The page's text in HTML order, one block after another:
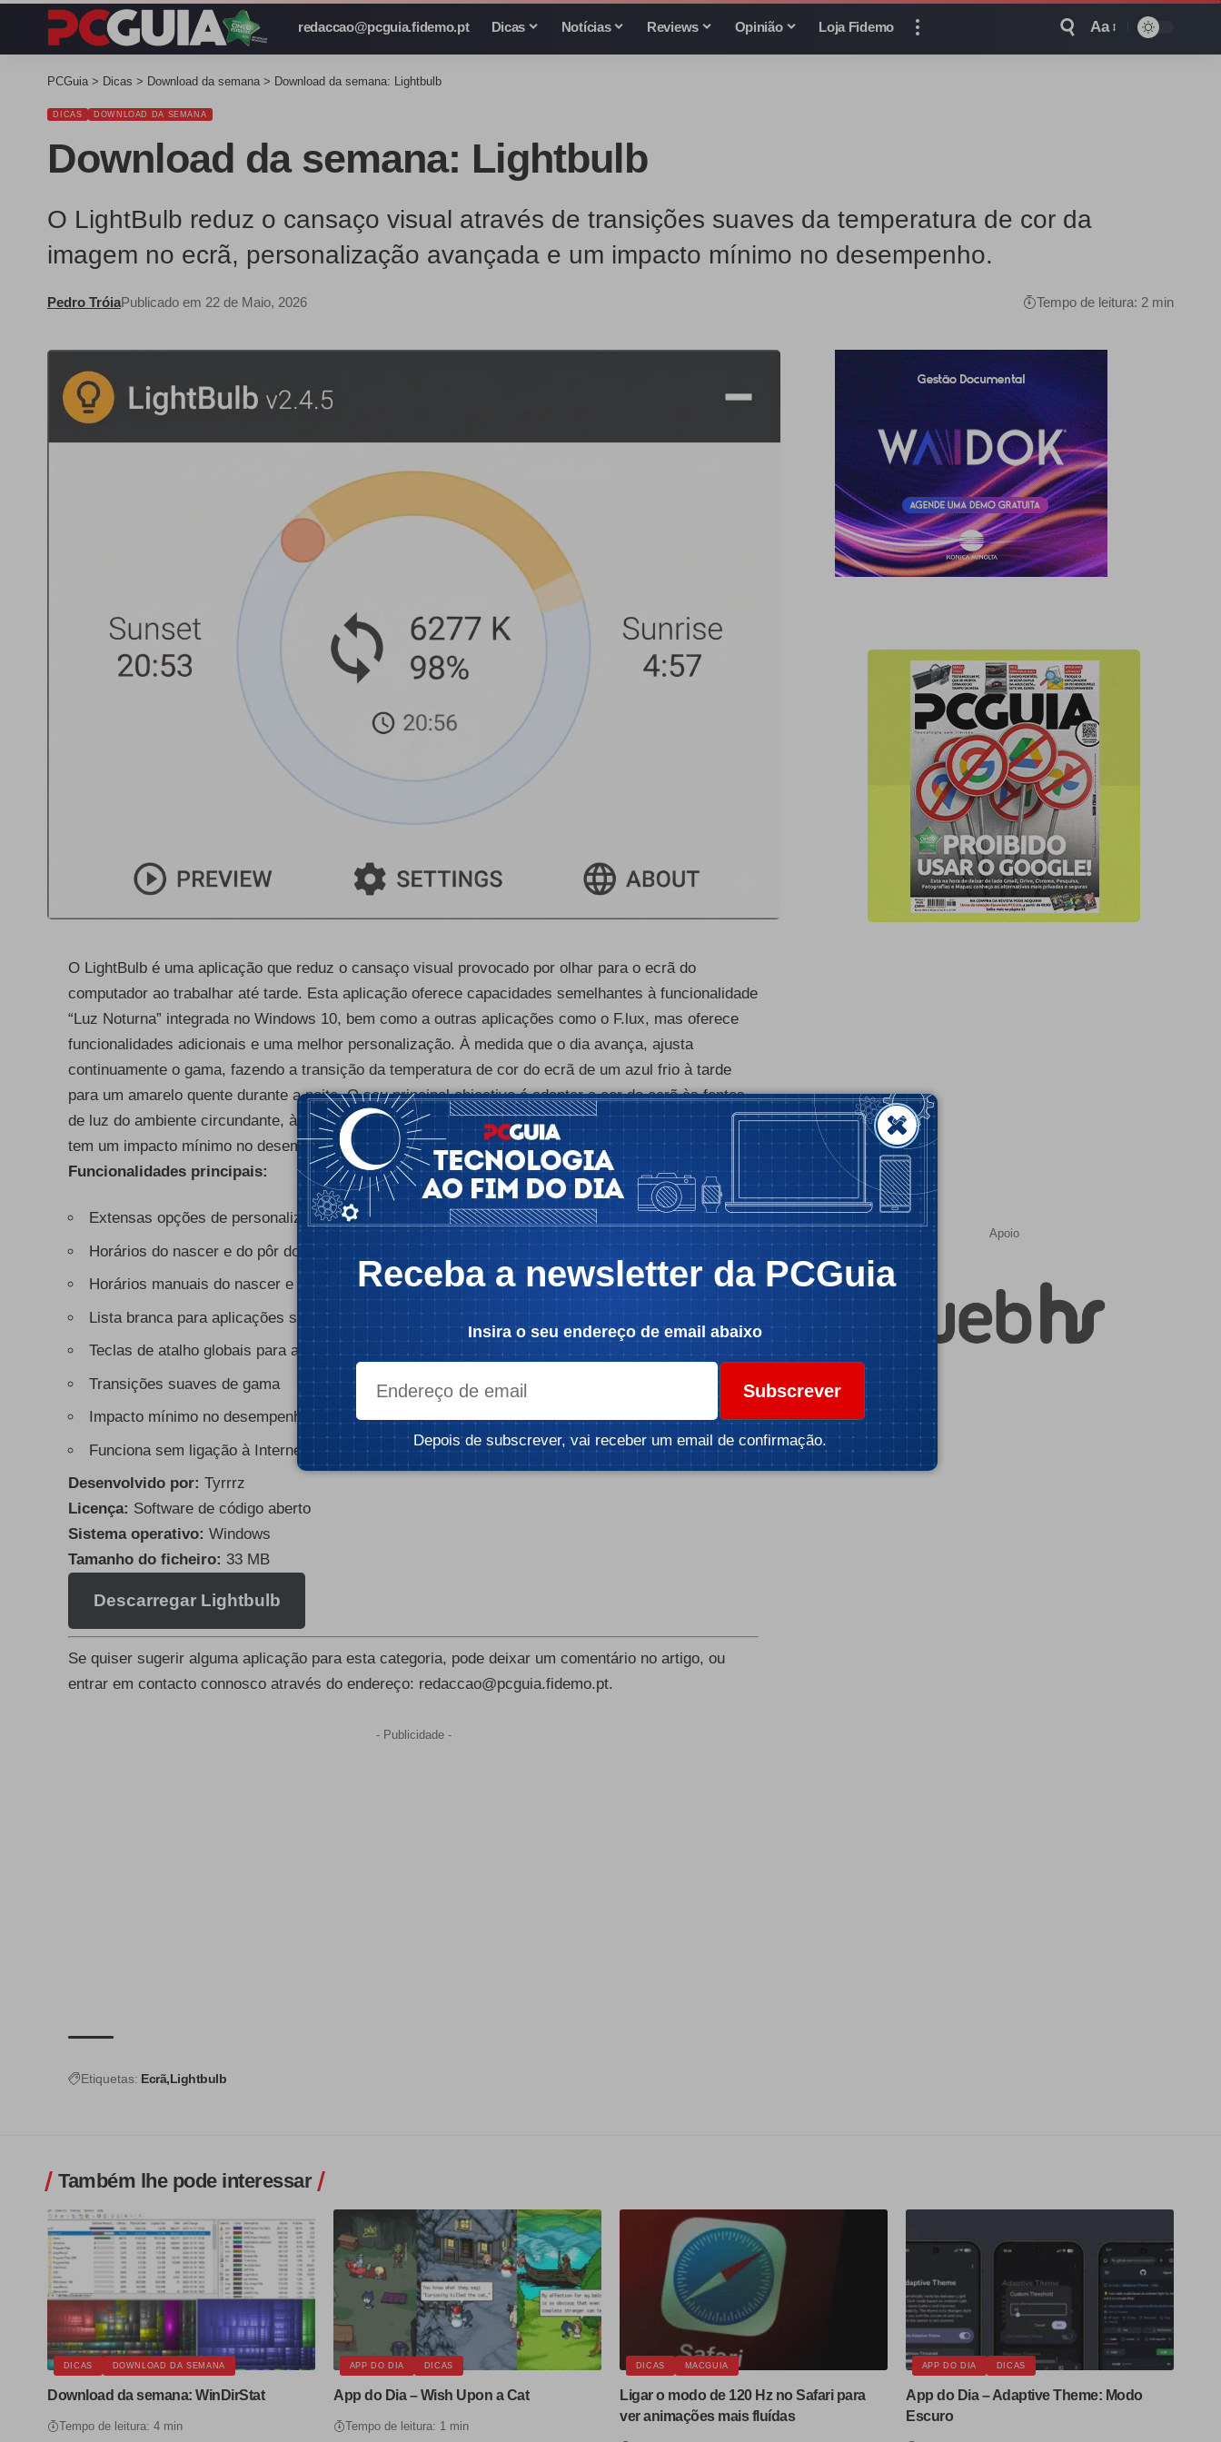
redaccao@pcguia.fidemo.pt Dicas Notícias Reviews Opinião Loja Fidemo Aa
PCGuia > Dicas > Download da semana > Download da semana: Lightbulb
DICAS DOWNLOAD DA SEMANA
Download da semana: Lightbulb
O LightBulb reduz o cansaço visual através de transições suaves da temperatura de cor da
imagem no ecrã, personalização avançada e um impacto mínimo no desempenho.
Pedro TróiaPublicado em 22 de Maio, 2026 Tempo de leitura: 2 min
O LightBulb é uma aplicação que reduz o cansaço visual provocado por olhar para o ecrã do
computador ao trabalhar até tarde. Esta aplicação oferece capacidades semelhantes à funcionalidade
“Luz Noturna” integrada no Windows 10, bem como a outras aplicações como o F.lux, mas oferece
funcionalidades adicionais e uma melhor personalização. À medida que o dia avança, ajusta
continuamente o gama, fazendo a transição da temperatura de cor do ecrã de um azul frio à tarde
para um amarelo quente durante a noite. O seu principal objectivo é adaptar a cor do ecrã às fontes
de luz do ambiente circundante, à luz solar durante o dia e à luz artificial durante a noite. O LightBulb
tem um impacto mínimo no desempenho e oferece muitas opções de personalização.
Funcionalidades principais:
- Publicidade -
Extensas opções de personalização
Horários do nascer e do pôr do sol baseados na localização
Horários manuais do nascer e do pôr do sol
Lista branca para aplicações sensíveis à cor
Teclas de atalho globais para ajustes rápidos no momento
Transições suaves de gama
Impacto mínimo no desempenho
Funciona sem ligação à Internet
Desenvolvido por: Tyrrrz
Licença: Software de código aberto
Sistema operativo: Windows
Tamanho do ficheiro: 33 MB
Descarregar Lightbulb
Se quiser sugerir alguma aplicação para esta categoria, pode deixar um comentário no artigo, ou
entrar em contacto connosco através do endereço: redaccao@pcguia.fidemo.pt.
- Publicidade -
Etiquetas: Ecrã Lightbulb
Apoio
Também lhe pode interessar
DICAS DOWNLOAD DA SEMANA
Download da semana: WinDirStat
Tempo de leitura: 4 min
APP DO DIA DICAS
App do Dia – Wish Upon a Cat
Tempo de leitura: 1 min
DICAS MACGUIA
Ligar o modo de 120 Hz no Safari para
ver animações mais fluídas
APP DO DIA DICAS
App do Dia – Adaptive Theme: Modo
Escuro
Receba a newsletter da PCGuia
Insira o seu endereço de email abaixo
Subscrever
Depois de subscrever, vai receber um email de confirmação.